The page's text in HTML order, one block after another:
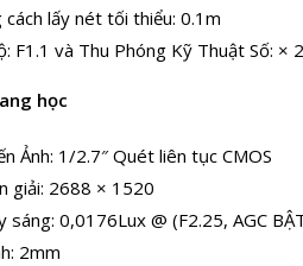
cách lấy nét tối thiểu: 0.1m
F1.1 và Thu Phóng Kỹ Thuật Số: ×
học
Ảnh: 1/2.7″ Quét liên tục CMOS
giải: 2688 × 1520
sáng: 0,0176Lux @ (F2.25, AGC
2mm